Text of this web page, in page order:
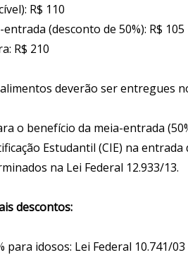
R$ 110
entrada (desconto de 50%): R$ 105
R$ 210
deverão ser entregues
o benefício da meia-entrada
Estudantil (CIE) na
na Lei Federal 12.933/13.
descontos:
para idosos: Lei Federal 10.741/